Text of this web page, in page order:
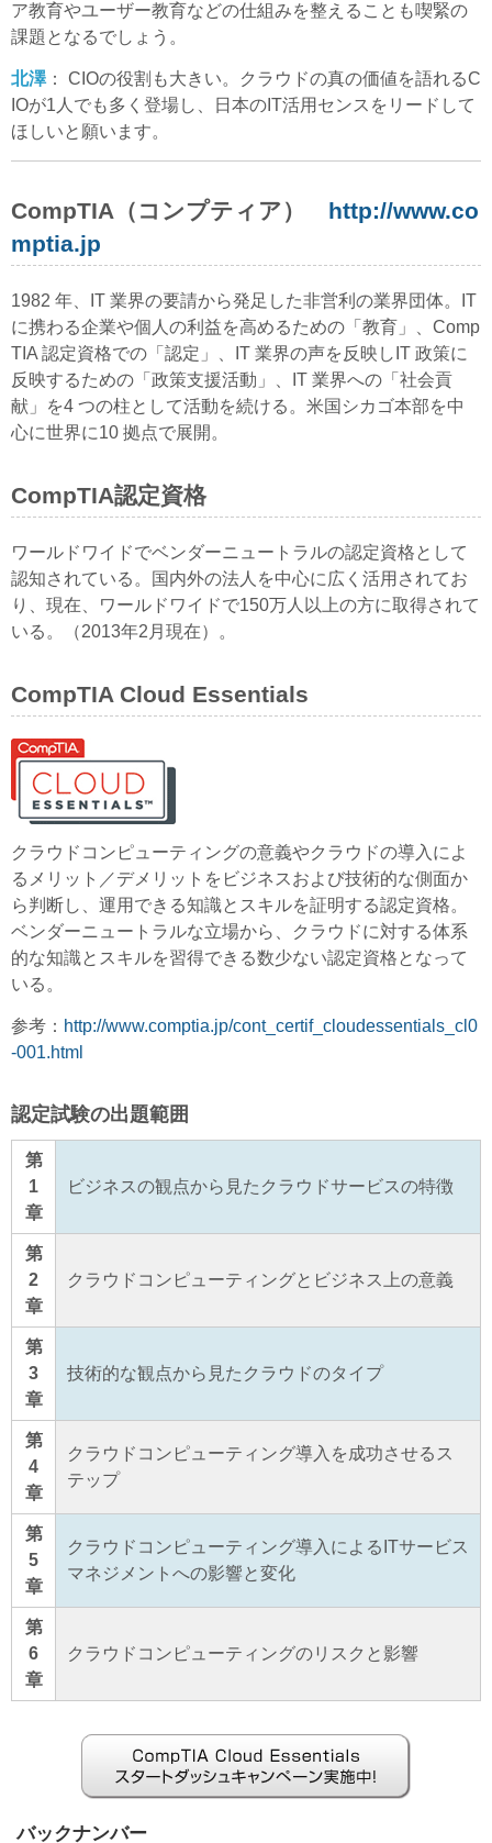
ア教育やユーザー教育などの仕組みを整えることも喫緊の
課題となるでしょう。
北澤： CIOの役割も大きい。クラウドの真の価値を語れるC
IOが1人でも多く登場し、日本のIT活用センスをリードして
ほしいと願います。
CompTIA（コンプティア） http://www.co
mptia.jp
1982 年、IT 業界の要請から発足した非営利の業界団体。IT
に携わる企業や個人の利益を高めるための「教育」、Comp
TIA 認定資格での「認定」、IT 業界の声を反映しIT 政策に
反映するための「政策支援活動」、IT 業界への「社会貢
献」を4 つの柱として活動を続ける。米国シカゴ本部を中
心に世界に10 拠点で展開。
CompTIA認定資格
ワールドワイドでベンダーニュートラルの認定資格として
認知されている。国内外の法人を中心に広く活用されてお
り、現在、ワールドワイドで150万人以上の方に取得されて
いる。（2013年2月現在）。
CompTIA Cloud Essentials
クラウドコンピューティングの意義やクラウドの導入によ
るメリット／デメリットをビジネスおよび技術的な側面か
ら判断し、運用できる知識とスキルを証明する認定資格。
ベンダーニュートラルな立場から、クラウドに対する体系
的な知識とスキルを習得できる数少ない認定資格となって
いる。
参考： http://www.comptia.jp/cont_certif_cloudessentials_cl0
-001.html
認定試験の出題範囲
第
1
章
ビジネスの観点から見たクラウドサービスの特徴
第
2
章
クラウドコンピューティングとビジネス上の意義
第
3
章
技術的な観点から見たクラウドのタイプ
第
4
章
クラウドコンピューティング導入を成功させるス
テップ
第
5
章
クラウドコンピューティング導入によるITサービス
マネジメントへの影響と変化
第
6
章
クラウドコンピューティングのリスクと影響
バックナンバー